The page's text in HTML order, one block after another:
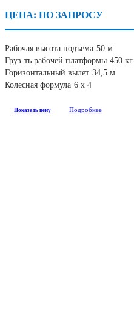
ЦЕНА: ПО ЗАПРОСУ
Рабочая высота подъема 50 м
Груз-ть рабочей платформы 450 кг
Горизонтальный вылет 34,5 м
Колесная формула 6 х 4
Показать цену Подробнее